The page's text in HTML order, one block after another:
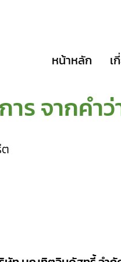
หน้าหลัก เ
าร จากค